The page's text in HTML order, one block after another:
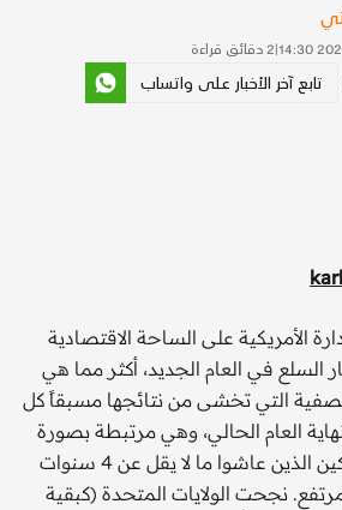
|
2 دقائق قراءة
تابع آخر الأخبار على واتساب
الأمريكية على الساحة الاقتصادية
السلع في العام الجديد، أكثر مما هي
التي تخشى من نتائجها مسبقاً كل
العام الحالي، وهي مرتبطة بصورة
كبيرة بأسعار المستهلكين الذين عاشوا ما لا يقل عن 4 سنوات
نجحت الولايات المتحدة (كبقية